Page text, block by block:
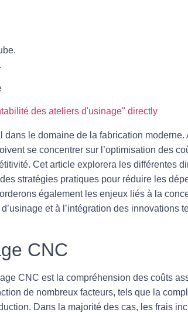
des ateliers d'usinage" directly
le domaine de la fabrication moderne.
se concentrer sur l’optimisation des
Cet article explorera les différentes
stratégies pratiques pour réduire les
également les enjeux liés à la
et à l’intégration des innovations
CNC
CNC est la compréhension des coûts
de nombreux facteurs, tels que la
Dans la majorité des cas, les frais